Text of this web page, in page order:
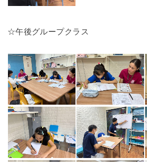
☆午後グループクラス